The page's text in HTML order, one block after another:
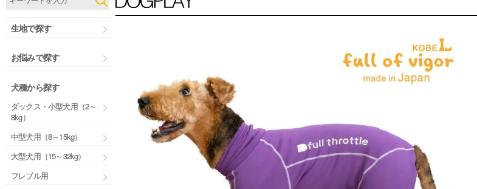
生地で探す
お悩みで探す
犬種から探す
ダックス・小型犬用（2～
8kg）
中型犬用（8～15kg）
大型犬用（15～32kg）
フレブル用